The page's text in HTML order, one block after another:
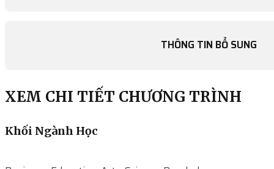
THÔNG TIN BỔ SUNG
XEM CHI TIẾT CHƯƠNG TRÌNH
Khối Ngành Học